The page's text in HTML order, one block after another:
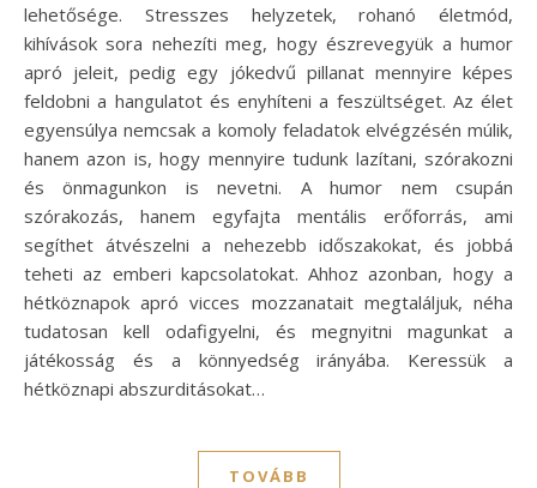
lehetősége. Stresszes helyzetek, rohanó életmód,
kihívások sora nehezíti meg, hogy észrevegyük a humor
apró jeleit, pedig egy jókedvű pillanat mennyire képes
feldobni a hangulatot és enyhíteni a feszültséget. Az élet
egyensúlya nemcsak a komoly feladatok elvégzésén múlik,
hanem azon is, hogy mennyire tudunk lazítani, szórakozni
és önmagunkon is nevetni. A humor nem csupán
szórakozás, hanem egyfajta mentális erőforrás, ami
segíthet átvészelni a nehezebb időszakokat, és jobbá
teheti az emberi kapcsolatokat. Ahhoz azonban, hogy a
hétköznapok apró vicces mozzanatait megtaláljuk, néha
tudatosan kell odafigyelni, és megnyitni magunkat a
játékosság és a könnyedség irányába. Keressük a
hétköznapi abszurditásokat…
TOVÁBB